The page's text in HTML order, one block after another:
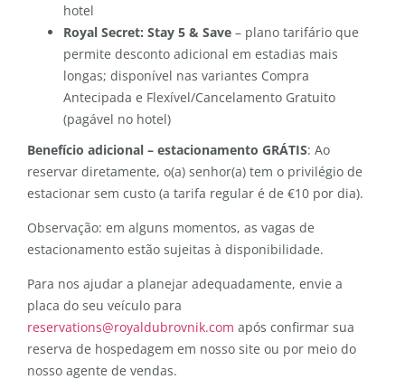
hotel
Royal Secret: Stay 5 & Save – plano tarifário que
permite desconto adicional em estadias mais
longas; disponível nas variantes Compra
Antecipada e Flexível/Cancelamento Gratuito
(pagável no hotel)
Benefício adicional – estacionamento GRÁTIS: Ao
reservar diretamente, o(a) senhor(a) tem o privilégio de
estacionar sem custo (a tarifa regular é de €10 por dia).
Observação: em alguns momentos, as vagas de
estacionamento estão sujeitas à disponibilidade.
Para nos ajudar a planejar adequadamente, envie a
placa do seu veículo para
reservations@royaldubrovnik.com após confirmar sua
reserva de hospedagem em nosso site ou por meio do
nosso agente de vendas.